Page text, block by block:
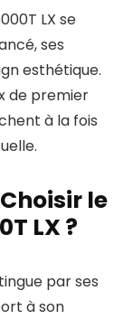
LX se
ses
esthétique.
de premier
à la fois
le
LX ?
par ses
à son